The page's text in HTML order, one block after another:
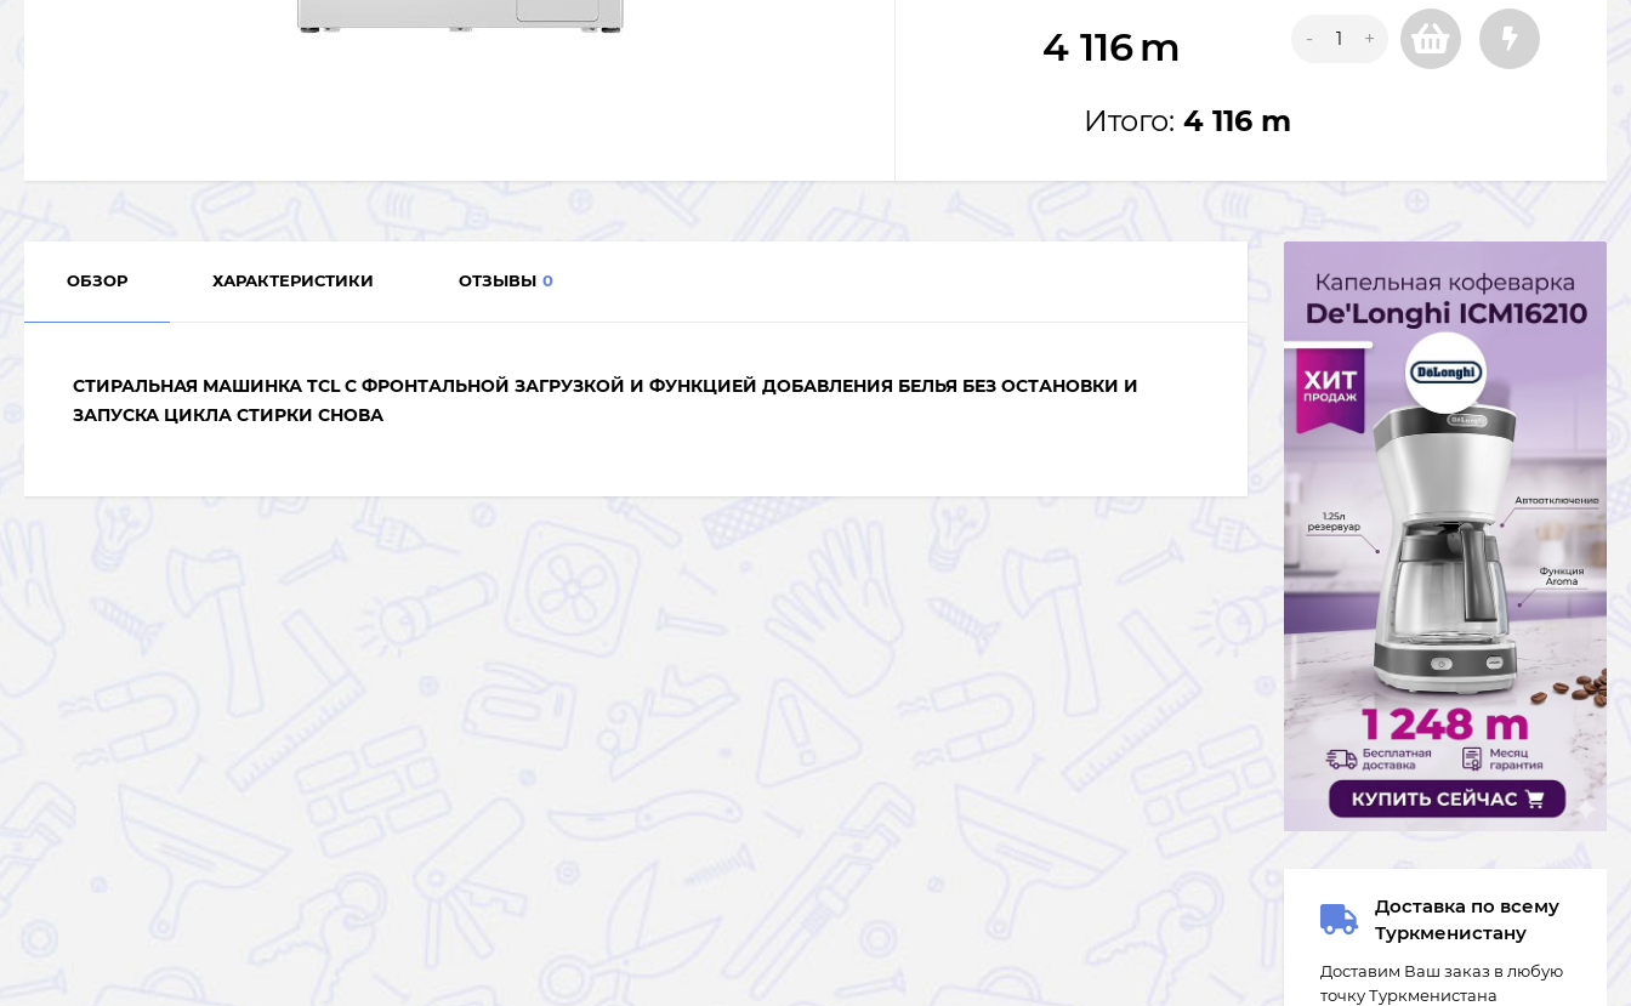
4 116m - +
Итого: 4 116 m
ОБЗОР ХАРАКТЕРИСТИКИ ОТЗЫВЫ 0
СТИРАЛЬНАЯ МАШИНКА TCL С ФРОНТАЛЬНОЙ ЗАГРУЗКОЙ И ФУНКЦИЕЙ ДОБАВЛЕНИЯ БЕЛЬЯ БЕЗ ОСТАНОВКИ И
ЗАПУСКА ЦИКЛА СТИРКИ СНОВА
Доставка по всему
Туркменистану
Доставим Ваш заказ в любую
точку Туркменистана